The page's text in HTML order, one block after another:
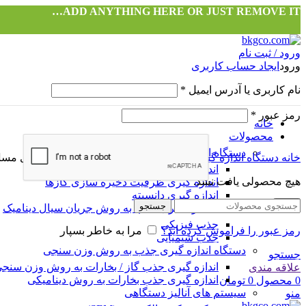
ADD ANYTHING HERE OR JUST REMOVE IT…
ورود / ثبت نام
ورود ایجاد حساب کاربری
نام کاربری یا آدرس ایمیل *
رمز عبور *
ورود
رمز عبور را فراموش کرده اید؟ مرا به خاطر بسپار
جستجو
علاقه مندی
0 محصول 0 تومان
منو
خانه
محصولات
دستگاه اندازه گیری جذب به روش حجم سنجی
اندازه گیری مساحت سطح و توزیع حفرات
اندازه گیری ظرفیت ذخیره سازی گازها
اندازه گیری دانسیته
دستگاه اندازه گیری جذب به روش جریان سیال دینامیک
جذب فیزیکی
جذب شیمیایی
دستگاه اندازه گیری جذب به روش وزن سنجی
اندازه گیری جذب گاز / بخارات به روش وزن
اندازه گیری جذب بخارات به روش دینامیکی
سیستم های آنالیز دستگاهی
خانه دستگاه اندازه گیری جذب به روش حجم سنجیاندازه گیری
هیچ محصولی یافت نشد.
جستجو